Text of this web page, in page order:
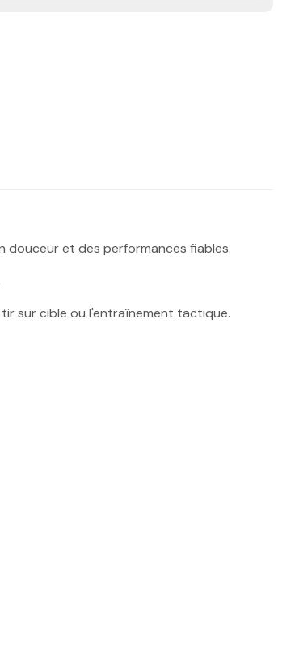
douceur et des performances fiables.
sur cible ou l'entraînement tactique.